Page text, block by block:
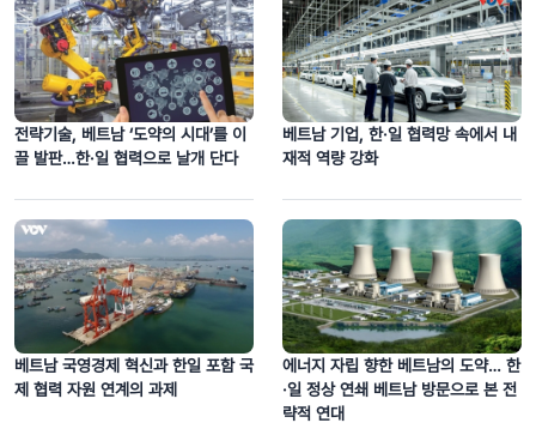
대회 개막
타이응우옌성 후어마 동굴, 대자연이 빚어낸 신비로운 절경을 찾아서
전략기술, 베트남 ‘도약의 시대’를 이
끌 발판…한·일 협력으로 날개 단다
베트남 국영경제 혁신과 한일 포함 국
제 협력 자원 연계의 과제
베트남 기업, 한·일 협력망 속에서 내
재적 역량 강화
에너지 자립 향한 베트남의 도약… 한
·일 정상 연쇄 베트남 방문으로 본 전
략적 연대